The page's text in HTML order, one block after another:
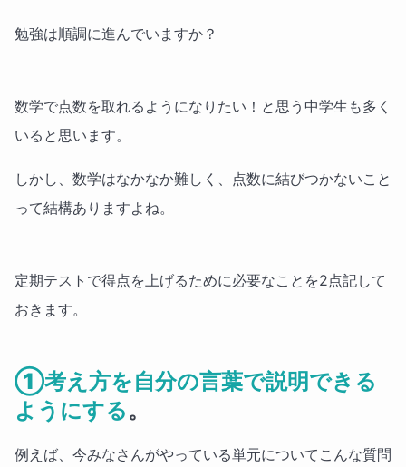
勉強は順調に進んでいますか？
数学で点数を取れるようになりたい！と思う中学生も多く
いると思います。
しかし、数学はなかなか難しく、点数に結びつかないこと
って結構ありますよね。
定期テストで得点を上げるために必要なことを2点記して
おきます。
①考え方を自分の言葉で説明できる
ようにする。
例えば、今みなさんがやっている単元についてこんな質問